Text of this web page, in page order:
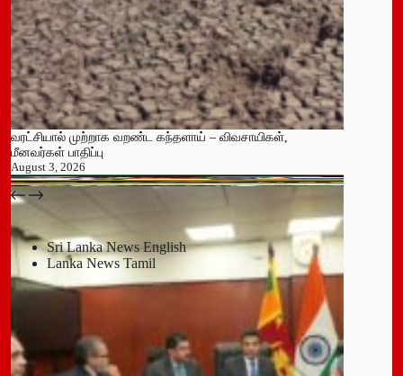
வரட்சியால் முற்றாக வறண்ட கந்தளாய் – விவசாயிகள்,
மீனவர்கள் பாதிப்பு
August 3, 2026
பதுளை மாநகர சபையின் NPP உறுப்பினர் திடீர் ராஜினாமா!
July 14, 2026
Sri Lanka News English
Lanka News Tamil